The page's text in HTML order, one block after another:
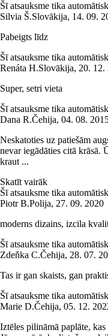
Šī atsauksme tika
Silvia Š.Slovākija, 14. 09.
Pabeigts līdz
Šī atsauksme tika
Renáta H.Slovākija, 20. 12.
Super, setri vieta
Šī atsauksme tika
Dana R.Čehija, 04. 08.
Neskatoties uz patiešām
nevar iegādāties citā krāsā.
kraut ...
Skatīt vairāk
Šī atsauksme tika
Piotr B.Polija, 27. 09. 2020
moderns dizains, izcila
Šī atsauksme tika
Zdeňka C.Čehija, 28. 07.
Tas ir gan skaists, gan
Šī atsauksme tika
Marie D.Čehija, 05. 12.
Iztēles pilināmā paplāte,